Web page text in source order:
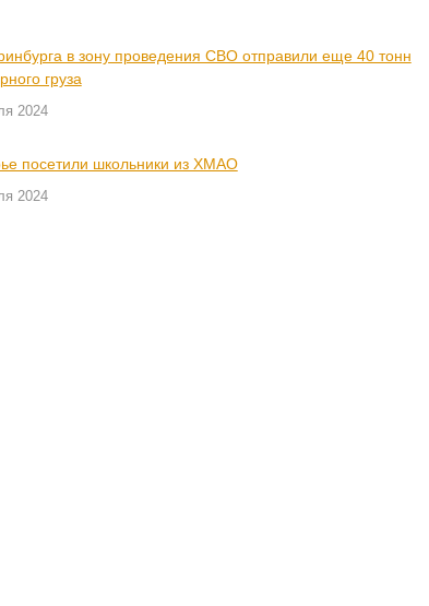
в зону проведения СВО отправили еще 40 тонн
груза
2024
посетили школьники из ХМАО
2024